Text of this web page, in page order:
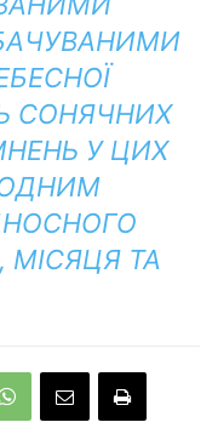
СОНЯЧНИХ
У ЦИХ
ТА